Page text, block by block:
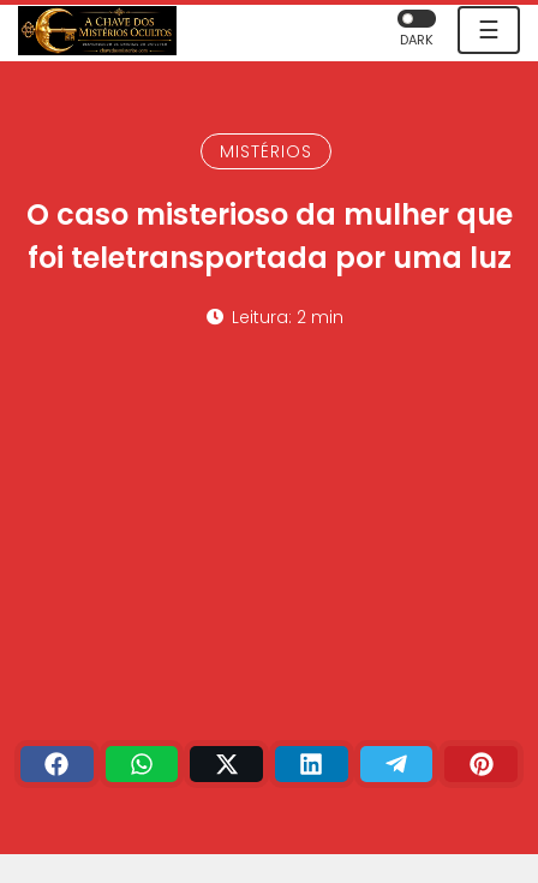
☰
DARK
MISTÉRIOS
O caso misterioso da mulher que
foi teletransportada por uma luz
Leitura: 2 min